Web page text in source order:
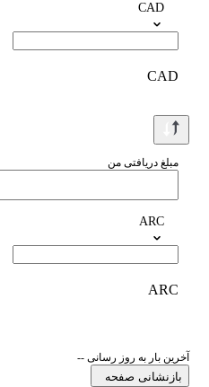
CAD
CAD
مبلغ دریافتی من
ARC
ARC
آخرین بار به روز رسانی --
بازنشانی صفحه